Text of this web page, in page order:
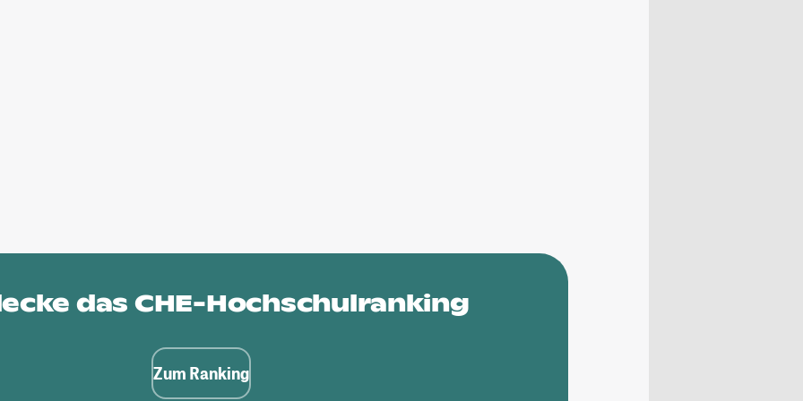
das CHE-Hochschulranking
Zum Ranking